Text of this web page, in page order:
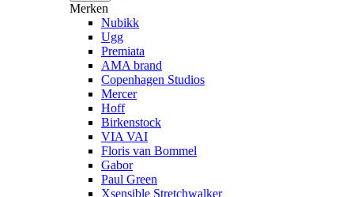
Merken
Nubikk
Ugg
Premiata
AMA brand
Copenhagen Studios
Mercer
Hoff
Birkenstock
VIA VAI
Floris van Bommel
Gabor
Paul Green
Xsensible Stretchwalker